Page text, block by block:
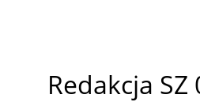
Redakcja